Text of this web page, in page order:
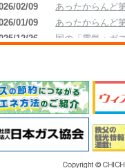
02/09
あったからんど
01/09
あったからんど
12/26
国の「電気・ガ